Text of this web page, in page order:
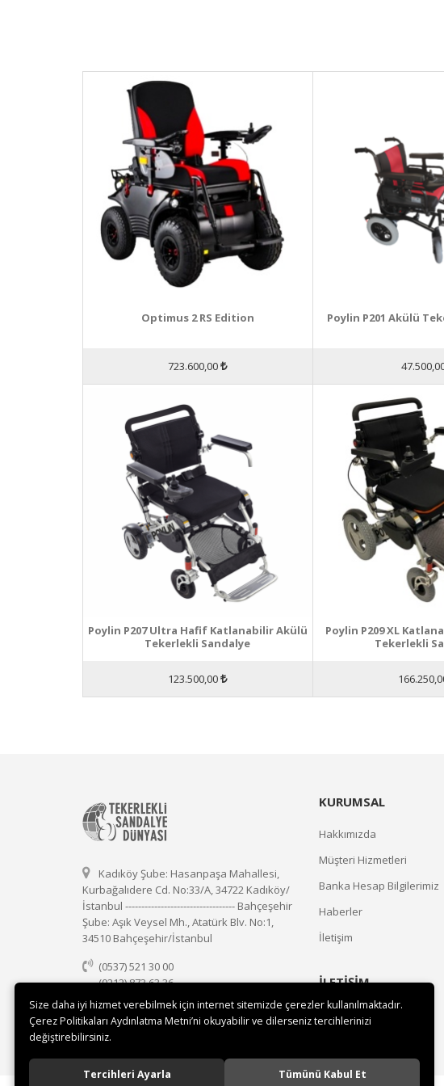
Optimus 2 RS Edition
723.600,00
Poylin P201 Akülü
Poylin P207 Ultra Hafif Katlanabilir Akülü
Tekerlekli Sandalye
123.500,00
Poylin P209 XL
Tekerlekli
Kadıköy Şube: Hasanpaşa Mahallesi,
Kurbağalıdere Cd. No:33/A, 34722 Kadıköy/
İstanbul ---------------------------------- Bahçeşehir
Şube: Aşık Veysel Mh., Atatürk Blv. No:1,
34510 Bahçeşehir/İstanbul
(0537) 521 30 00
(0212) 873 63 36
(0537) 521 30 00
satis@tekerleklisandalyedunyasi.com
KURUMSAL
Hakkımızda
Müşteri Hizmetleri
Banka Hesap Bilgilerimiz
Haberler
İletişim
İLETİŞİM
Size daha iyi hizmet verebilmek için internet sitemizde çerezler kullanılmaktadır.
Çerez Politikaları Aydınlatma Metni’ni okuyabilir ve dilerseniz tercihlerinizi
değiştirebilirsiniz.
Tercihleri Ayarla Tümünü Kabul Et